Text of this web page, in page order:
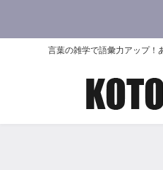
言葉の雑学で語彙力アップ！